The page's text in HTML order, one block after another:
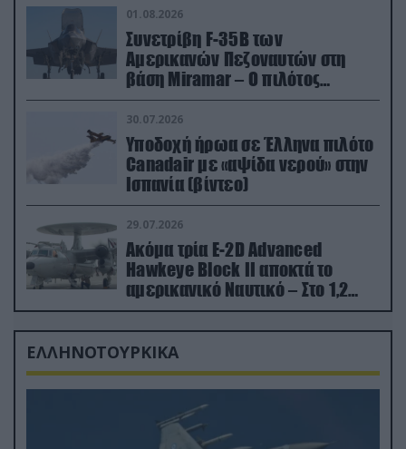
01.08.2026
Συνετρίβη F-35B των
Αμερικανών Πεζοναυτών στη
βάση Miramar – Ο πιλότος
εκτινάχθηκε εγκαίρως
30.07.2026
Υποδοχή ήρωα σε Έλληνα πιλότο
Canadair με «αψίδα νερού» στην
Ισπανία (βίντεο)
29.07.2026
Ακόμα τρία E-2D Advanced
Hawkeye Block II αποκτά το
αμερικανικό Ναυτικό – Στο 1,2
δισ.δολάρια το κόστος
ΕΛΛΗΝΟΤΟΥΡΚΙΚΑ